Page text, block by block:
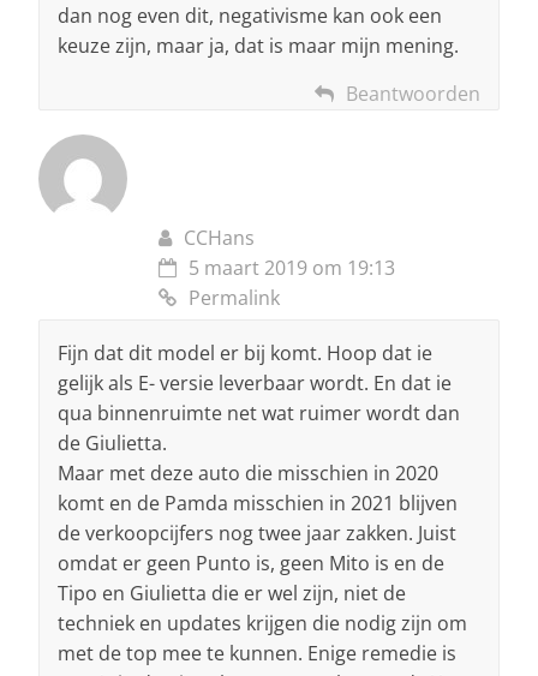
dan nog even dit, negativisme kan ook een
keuze zijn, maar ja, dat is maar mijn mening.
Beantwoorden
CCHans
5 maart 2019 om 19:13
Permalink
Fijn dat dit model er bij komt. Hoop dat ie
gelijk als E- versie leverbaar wordt. En dat ie
qua binnenruimte net wat ruimer wordt dan
de Giulietta.
Maar met deze auto die misschien in 2020
komt en de Pamda misschien in 2021 blijven
de verkoopcijfers nog twee jaar zakken. Juist
omdat er geen Punto is, geen Mito is en de
Tipo en Giulietta die er wel zijn, niet de
techniek en updates krijgen die nodig zijn om
met de top mee te kunnen. Enige remedie is